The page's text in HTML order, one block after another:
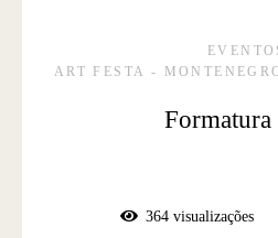
ART FESTA -
Formatura
364visualizações